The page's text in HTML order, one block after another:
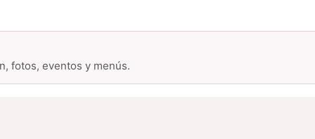
fotos, eventos y menús.